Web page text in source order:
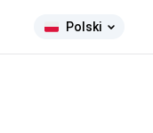
Polski